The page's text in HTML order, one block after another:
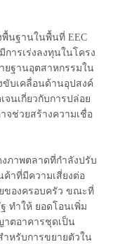
นฐานในพื้นที่ EEC
ารเร่งลงทุนในโครง
ฐานอุตสาหกรรมใน
ขับเคลื่อนด้านอุปสงค์
นเกี่ยวกับการปล่อย
จช่วยสร้างความเชื่อ
ภาพตลาดที่กำลังปรับ
าที่มีความเสี่ยงต่อ
ของครอบครัว ขณะที่
ทำให้ ยอดโอนเพิ่ม
าตอาคารชุดเป็น
หรับการขยายตัวใน